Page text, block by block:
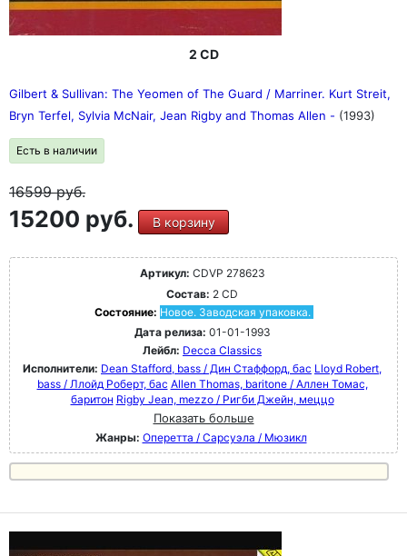
2 CD
Gilbert & Sullivan: The Yeomen of The Guard / Marriner. Kurt Streit,
Bryn Terfel, Sylvia McNair, Jean Rigby and Thomas Allen - (1993)
Есть в наличии
16599руб.
15200 руб. В корзину
Артикул: CDVP 278623
Состав: 2 CD
Состояние: Новое. Заводская упаковка.
Дата релиза: 01-01-1993
Лейбл: Decca Classics
Исполнители: Dean Stafford, bass / Дин Стаффорд, бас Lloyd Robert,
bass / Ллойд Роберт, бас Allen Thomas, baritone / Аллен Томас,
баритон Rigby Jean, mezzo / Ригби Джейн, меццо
Показать больше
Жанры: Оперетта / Сарсуэла / Мюзикл